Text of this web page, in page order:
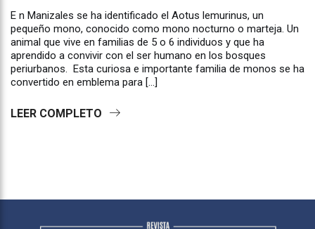
E n Manizales se ha identificado el Aotus lemurinus, un
pequeño mono, conocido como mono nocturno o marteja. Un
animal que vive en familias de 5 o 6 individuos y que ha
aprendido a convivir con el ser humano en los bosques
periurbanos. Esta curiosa e importante familia de monos se ha
convertido en emblema para […]
LEER COMPLETO